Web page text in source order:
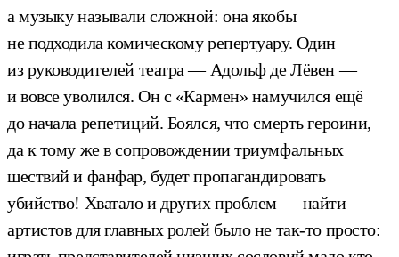
а музыку называли сложной: она якобы
не подходила комическому репертуару. Один
из руководителей театра — Адольф де Лёвен —
и вовсе уволился. Он с «Кармен» намучился ещё
до начала репетиций. Боялся, что смерть героини,
да к тому же в сопровождении триумфальных
шествий и фанфар, будет пропагандировать
убийство! Хватало и других проблем — найти
артистов для главных ролей было не так-то просто: